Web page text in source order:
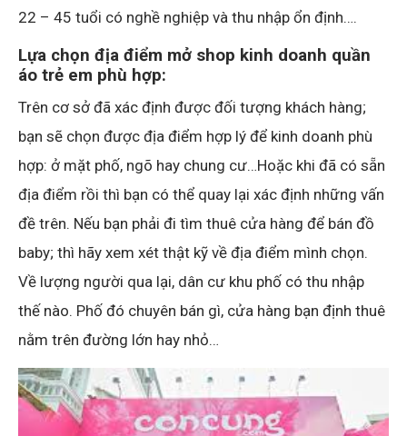
22 – 45 tuổi có nghề nghiệp và thu nhập ổn định….
Lựa chọn địa điểm mở shop kinh doanh quần
áo trẻ em phù hợp:
Trên cơ sở đã xác định được đối tượng khách hàng;
bạn sẽ chọn được địa điểm hợp lý để kinh doanh phù
hợp: ở mặt phố, ngõ hay chung cư…Hoặc khi đã có sẵn
địa điểm rồi thì bạn có thể quay lại xác định những vấn
đề trên. Nếu bạn phải đi tìm thuê cửa hàng để bán đồ
baby; thì hãy xem xét thật kỹ về địa điểm mình chọn.
Về lượng người qua lại, dân cư khu phố có thu nhập
thế nào. Phố đó chuyên bán gì, cửa hàng bạn định thuê
nằm trên đường lớn hay nhỏ…